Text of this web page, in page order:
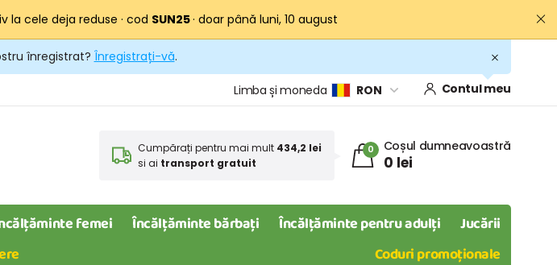
la cele deja reduse · cod SUN25· doar până luni, 10 august
înregistrat? Înregistrați-vă.
Limba și moneda RON Contul meu
Cumpărați pentru mai mult 434,2 lei
si ai transport gratuit
0 Coșul dumneavoastră
0 lei
femei Încălțăminte bărbați Încălțăminte pentru adulți
Jucării
Coduri promoționale